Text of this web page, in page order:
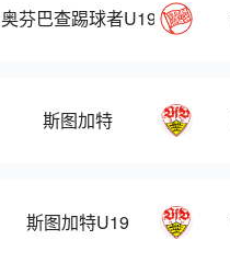
奥芬巴查踢球者U19
斯图加特
斯图加特U19